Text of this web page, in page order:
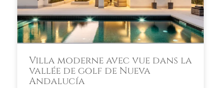
Villa moderne avec vue dans la
vallée de golf de Nueva
Andalucía